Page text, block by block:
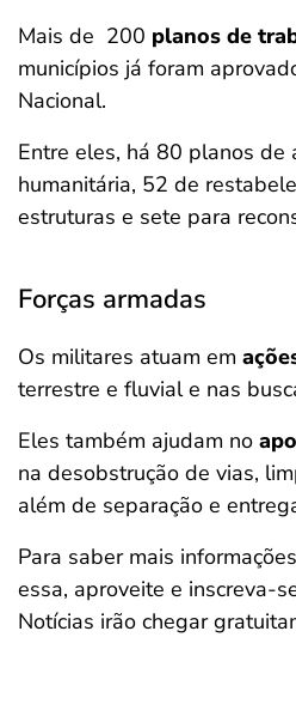
Mais de 200 planos de
municípios já foram
Nacional.
Entre eles, há 80 planos de
humanitária, 52 de
estruturas e sete para
Forças armadas
Os militares atuam em
terrestre e fluvial e nas
Eles também ajudam no
na desobstrução de vias,
além de separação e
Para saber mais
essa, aproveite e inscreva-
Notícias irão chegar